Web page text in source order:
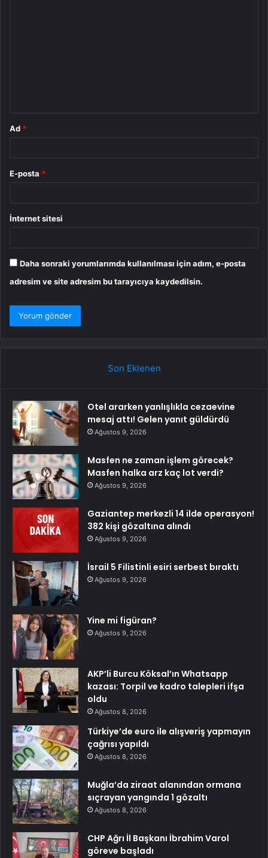
Ad *
E-posta *
İnternet sitesi
Daha sonraki yorumlarımda kullanılması için adım, e-posta
adresim ve site adresim bu tarayıcıya kaydedilsin.
Son Eklenen
Otel ararken yanlışlıkla cezaevine
mesaj attı! Gelen yanıt güldürdü
Ağustos 9, 2026
Masfen ne zaman işlem görecek?
Masfen halka arz kaç lot verdi?
Ağustos 9, 2026
Gaziantep merkezli 14 ilde operasyon!
382 kişi gözaltına alındı
Ağustos 9, 2026
İsrail 5 Filistinli esiri serbest bıraktı
Ağustos 9, 2026
Yine mi figüran?
Ağustos 9, 2026
AKP’li Burcu Köksal’ın Whatsapp
kazası: Torpil ve kadro talepleri ifşa
oldu
Ağustos 8, 2026
Türkiye’de euro ile alışveriş yapmayın
çağrısı yapıldı
Ağustos 8, 2026
Muğla’da ziraat alanından ormana
sıçrayan yangında 1 gözaltı
Ağustos 8, 2026
CHP Ağrı İl Başkanı İbrahim Varol
göreve başladı